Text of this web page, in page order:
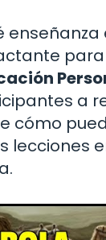
para
a
cómo
lecciones